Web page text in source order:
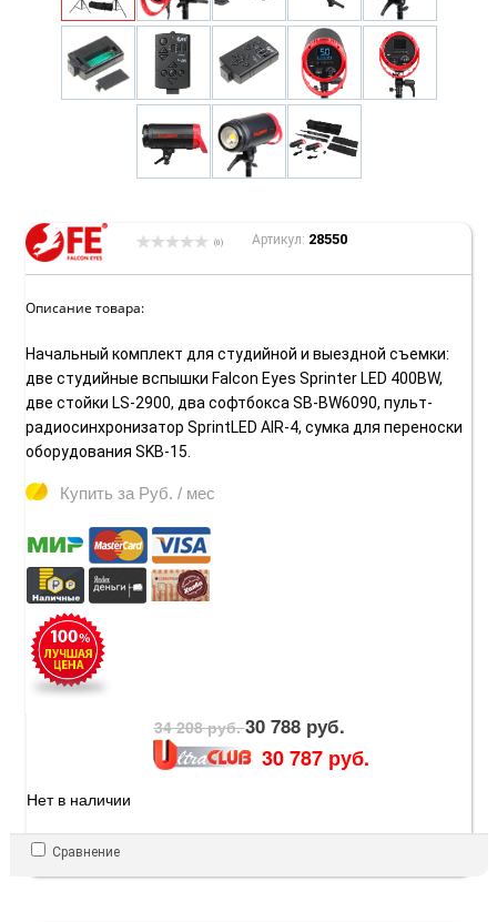
(0) Артикул: 28550
Описание товара:
Начальный комплект для студийной и выездной съемки:
две студийные вспышки Falcon Eyes Sprinter LED 400BW,
две стойки LS-2900, два софтбокса SB-BW6090, пульт-
радиосинхронизатор SprintLED AIR-4, сумка для переноски
оборудования SKB-15.
Купить за Руб. / мес
34 208 руб.30 788 руб.
30 787 руб.
Нет в наличии
Сравнение